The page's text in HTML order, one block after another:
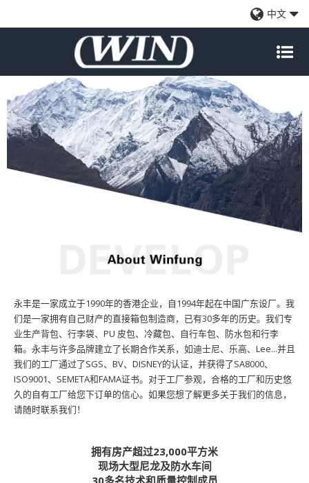
中文
永丰是一家成立于1990年的香港企业，自1994年起在中国广东设厂。我
们是一家拥有自己财产的直接箱包制造商，已有30多年的历史。我们专
业生产背包、行李袋、PU 皮包、冷藏包、自行车包、防水包和行李
箱。永丰与许多品牌建立了长期合作关系，如迪士尼、乐高、Lee...并且
我们的工厂通过了SGS、BV、DISNEY的认证，并获得了SA8000、
ISO9001、SEMETA和FAMA证书。对于工厂参观，合格的工厂和历史悠
久的自有工厂给您下订单的信心。如果您想了解更多关于我们的信息，
请随时联系我们！
拥有房产超过23,000平方米
现场大型尼龙及防水车间